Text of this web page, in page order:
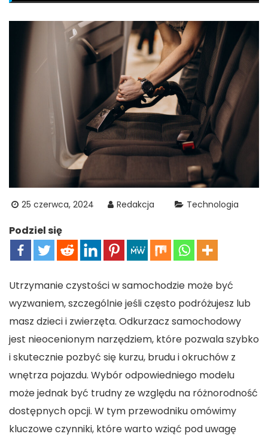
25 czerwca, 2024 Redakcja Technologia
Podziel się
Utrzymanie czystości w samochodzie może być
wyzwaniem, szczególnie jeśli często podróżujesz lub
masz dzieci i zwierzęta. Odkurzacz samochodowy
jest nieocenionym narzędziem, które pozwala szybko
i skutecznie pozbyć się kurzu, brudu i okruchów z
wnętrza pojazdu. Wybór odpowiedniego modelu
może jednak być trudny ze względu na różnorodność
dostępnych opcji. W tym przewodniku omówimy
kluczowe czynniki, które warto wziąć pod uwagę